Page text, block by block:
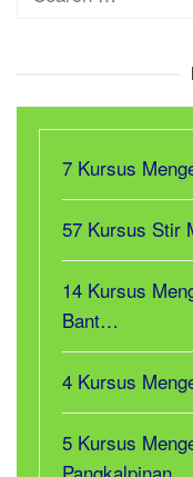
7 Kursus
57 Kursus Stir
14 Kursus
Bant…
4 Kursus
5 Kursus